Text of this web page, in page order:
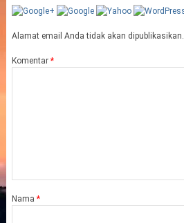
Alamat email Anda tidak akan dipublikasikan.
Komentar *
Nama *